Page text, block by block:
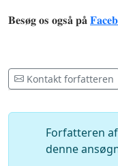
Besøg os også på
Kontakt forfatteren
Forfatteren
denne